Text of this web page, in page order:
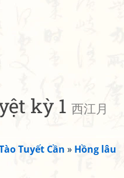
kỳ 1 西江月
Tuyết Cần » Hồng lâu